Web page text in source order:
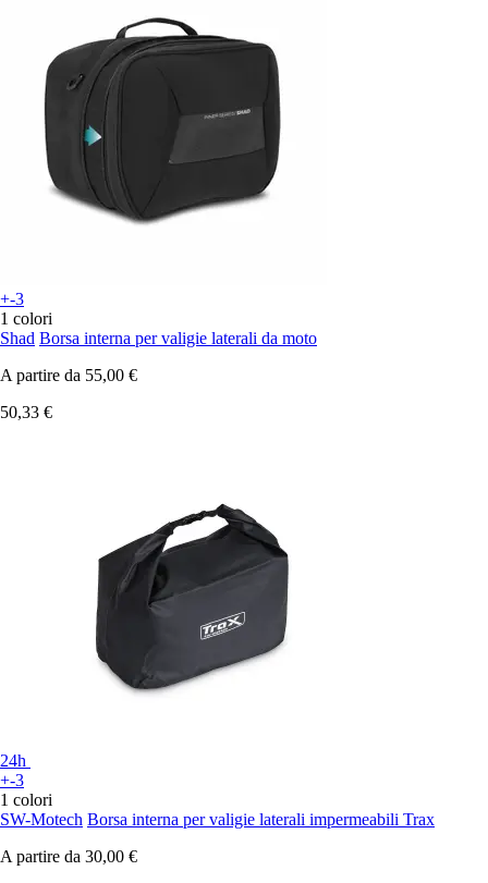
+-3
1 colori
Shad Borsa interna per valigie laterali da moto
A partire da 55,00 €
50,33 €
24h
+-3
1 colori
SW-Motech Borsa interna per valigie laterali impermeabili Trax
A partire da 30,00 €